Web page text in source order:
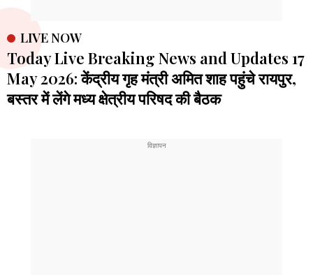
LIVE NOW
Today Live Breaking News and Updates 17
May 2026: केंद्रीय गृह मंत्री अमित शाह पहुंचे रायपुर,
बस्तर में लेंगे मध्य क्षेत्रीय परिषद की बैठक